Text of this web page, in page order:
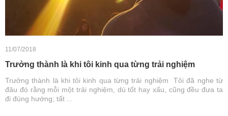
11/07/2018
Trưởng thành là khi tôi kinh qua từng trải nghiệm
Trưởng thành là khi tôi kinh qua từng trải nghiệm Tôi đã nghe từ
đâu đó rằng mỗi một trải nghiệm, dù tốt hay xấu, cũng đều đưa ta
đi đúng hướng; tất ...